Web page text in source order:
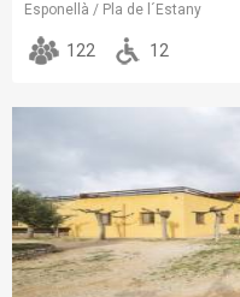
Esponellà / Pla de l´Estany
122 12